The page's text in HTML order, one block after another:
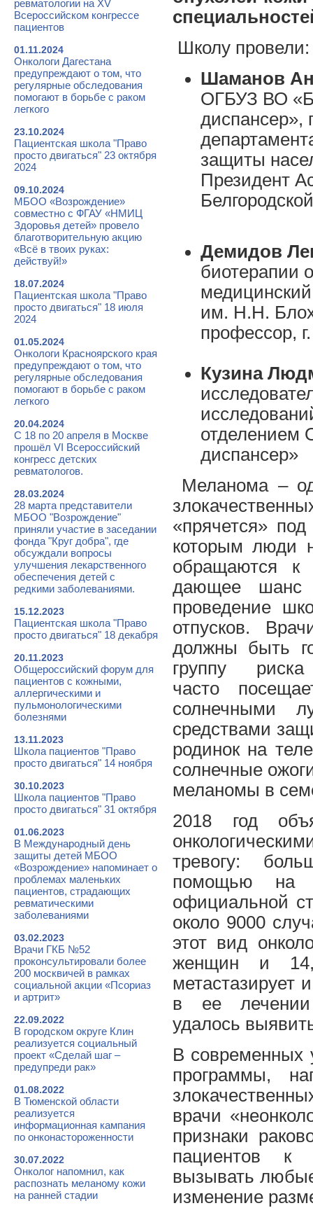
ревматологии на XV
Всероссийском конгрессе
пациентов
01.11.2024
Онкологи Дагестана
предупреждают о том, что
регулярные обследования
помогают в борьбе с раком
легкого
23.10.2024
Пациентская школа "Право
просто двигаться" 23 октября
2024
09.10.2024
МБОО «Возрождение»
совместно с ФГАУ «НМИЦ
Здоровья детей» провело
благотворительную акцию
«Всё в твоих руках:
действуй!»
18.07.2024
Пациентская школа "Право
просто двигаться" 18 июля
2024
01.05.2024
Онкологи Красноярского края
предупреждают о том, что
регулярные обследования
помогают в борьбе с раком
легкого
20.04.2024
С 18 по 20 апреля в Москве
прошёл VI Всероссийский
конгресс детских
ревматологов.
28.03.2024
28 марта представители
МБОО "Возрождение"
приняли участие в заседании
фонда "Круг добра", где
обсуждали вопросы
улучшения лекарственного
обеспечения детей с
редкими заболеваниями.
15.12.2023
Пациентская школа "Право
просто двигаться" 18 декабря
20.11.2023
Общероссийский форум для
пациентов с кожными,
аллергическими и
пульмонологическими
болезнями
13.11.2023
Школа пациентов "Право
просто двигаться" 14 ноября
30.10.2023
Школа пациентов "Право
просто двигаться" 31 октября
01.06.2023
В Международный день
защиты детей МБОО
«Возрождение» напоминает о
проблемах маленьких
пациентов, страдающих
ревматическими
заболеваниями
03.02.2023
Врачи ГКБ №52
проконсультировали более
200 москвичей в рамках
социальной акции «Псориаз
и артрит»
22.09.2022
В городском округе Клин
реализуется социальный
проект «Сделай шаг –
предупреди рак»
01.08.2022
В Тюменской области
реализуется
информационная кампания
по онконастороженности
30.07.2022
Онколог напомнил, как
распознать меланому кожи
на ранней стадии
Школу провели:
Шаманов
ОГБУЗ ВО
диспансер»,
защиты
Президент
Демидов
биотерапии
им. Н.Н.
профессор,
Кузина
отделением
диспансер»
Меланома –
«прячется»
которым люди
обращаются к
дающее шанс
проведение
отпусков.
должны быть
группу
часто
солнечными
средствами
родинок на
солнечные
меланомы в
2018 год
тревогу:
помощью на
официальной
около 9000
этот вид
женщин и
метастазирует
в ее лечении
удалось
В современных
программы,
врачи
признаки
пациентов к
вызывать
изменение